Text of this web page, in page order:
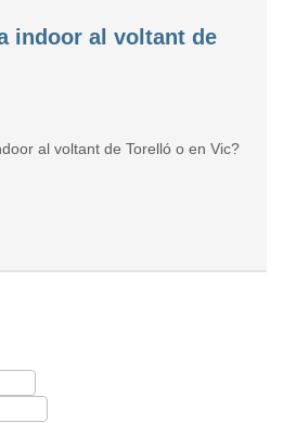
indoor al voltant de
al voltant de Torelló o en Vic?